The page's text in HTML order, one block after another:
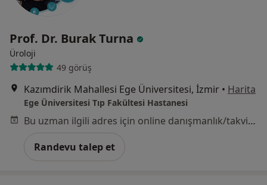
Prof. Dr. Burak Turna
Üroloji
49 görüş
Kazımdirik Mahallesi Ege Üniversitesi, İzmir • Harita
Ege Üniversitesi Tıp Fakültesi Hastanesi
Bu uzman ilgili adres için online danışmanlık/takvim sunmuyor.
Randevu talep et